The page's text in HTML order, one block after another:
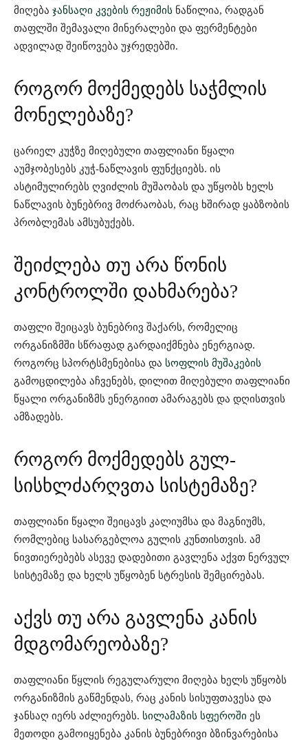
მიღება ჯანსაღი კვების რეჟიმის ნაწილია, რადგან
თაფლში შემავალი მინერალები და ფერმენტები
ადვილად შეიწოვება უჯრედებში.
როგორ მოქმედებს საჭმლის
მონელებაზე?
ცარიელ კუჭზე მიღებული თაფლიანი წყალი
აუმჯობესებს კუჭ-ნაწლავის ფუნქციებს. ის
ასტიმულირებს ღვიძლის მუშაობას და უწყობს ხელს
ნაწლავის ბუნებრივ მოძრაობას, რაც ხშირად ყაბზობის
პრობლემას ამსუბუქებს.
შეიძლება თუ არა წონის
კონტროლში დახმარება?
თაფლი შეიცავს ბუნებრივ შაქარს, რომელიც
ორგანიზმში სწრაფად გარდაიქმნება ენერგიად.
როგორც სპორტსმენებისა და სოფლის მუშაკების
გამოცდილება აჩვენებს, დილით მიღებული თაფლიანი
წყალი ორგანიზმს ენერგიით ამარაგებს და დღისთვის
ამზადებს.
როგორ მოქმედებს გულ-
სისხლძარღვთა სისტემაზე?
თაფლიანი წყალი შეიცავს კალიუმსა და მაგნიუმს,
რომლებიც სასარგებლოა გულის კუნთისთვის. ამ
ნივთიერებებს ასევე დადებითი გავლენა აქვთ ნერვულ
სისტემაზე და ხელს უწყობენ სტრესის შემცირებას.
აქვს თუ არა გავლენა კანის
მდგომარეობაზე?
თაფლიანი წყლის რეგულარული მიღება ხელს უწყობს
ორგანიზმის გაწმენდას, რაც კანის სისუფთავესა და
ჯანსაღ იერს აძლიერებს. სილამაზის სფეროში ეს
მეთოდი გამოიყენება კანის ბუნებრივი ბზინვარებისა